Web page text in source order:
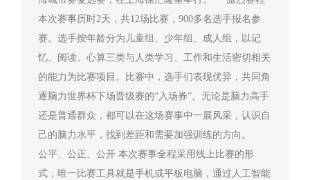
本次赛事历时2天，共12场比赛，900多名选手报名参
赛。选手按年龄分为儿童组、少年组、成人组，以记
忆、阅读、心算三类与人类学习、工作和生活密切相关
的能力为比赛项目。比赛中，选手们表现优异，共同角
逐脑力世界杯下场晋级赛的“入场券”。无论是脑力高手
还是普通群众，都可以在这场赛事中一展风采，认识自
己的脑力水平，找到差距和需要加强训练的方向。
公平、公正、公开 本次赛事全程采用线上比赛的形
式，唯一比赛工具就是手机或平板电脑，通过人工智能